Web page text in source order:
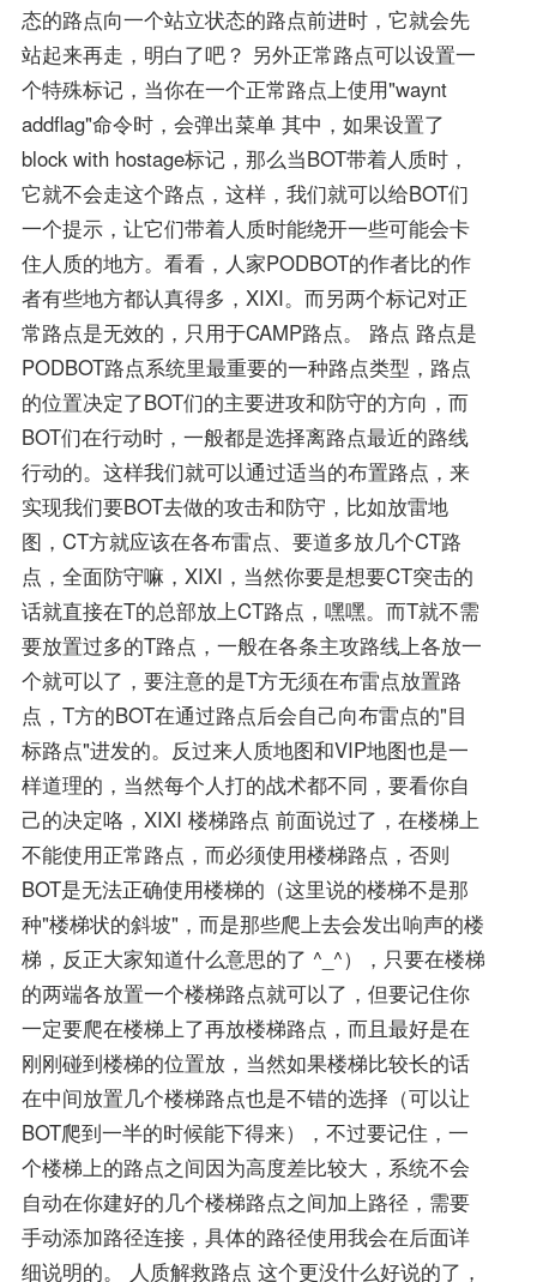
态的路点向一个站立状态的路点前进时，它就会先
站起来再走，明白了吧？ 另外正常路点可以设置一
个特殊标记，当你在一个正常路点上使用"waynt
addflag"命令时，会弹出菜单 其中，如果设置了
block with hostage标记，那么当BOT带着人质时，
它就不会走这个路点，这样，我们就可以给BOT们
一个提示，让它们带着人质时能绕开一些可能会卡
住人质的地方。看看，人家PODBOT的作者比的作
者有些地方都认真得多，XIXI。而另两个标记对正
常路点是无效的，只用于CAMP路点。 路点 路点是
PODBOT路点系统里最重要的一种路点类型，路点
的位置决定了BOT们的主要进攻和防守的方向，而
BOT们在行动时，一般都是选择离路点最近的路线
行动的。这样我们就可以通过适当的布置路点，来
实现我们要BOT去做的攻击和防守，比如放雷地
图，CT方就应该在各布雷点、要道多放几个CT路
点，全面防守嘛，XIXI，当然你要是想要CT突击的
话就直接在T的总部放上CT路点，嘿嘿。而T就不需
要放置过多的T路点，一般在各条主攻路线上各放一
个就可以了，要注意的是T方无须在布雷点放置路
点，T方的BOT在通过路点后会自己向布雷点的"目
标路点"进发的。反过来人质地图和VIP地图也是一
样道理的，当然每个人打的战术都不同，要看你自
己的决定咯，XIXI 楼梯路点 前面说过了，在楼梯上
不能使用正常路点，而必须使用楼梯路点，否则
BOT是无法正确使用楼梯的（这里说的楼梯不是那
种"楼梯状的斜坡"，而是那些爬上去会发出响声的楼
梯，反正大家知道什么意思的了 ^_^），只要在楼梯
的两端各放置一个楼梯路点就可以了，但要记住你
一定要爬在楼梯上了再放楼梯路点，而且最好是在
刚刚碰到楼梯的位置放，当然如果楼梯比较长的话
在中间放置几个楼梯路点也是不错的选择（可以让
BOT爬到一半的时候能下得来），不过要记住，一
个楼梯上的路点之间因为高度差比较大，系统不会
自动在你建好的几个楼梯路点之间加上路径，需要
手动添加路径连接，具体的路径使用我会在后面详
细说明的。 人质解救路点 这个更没什么好说的了，